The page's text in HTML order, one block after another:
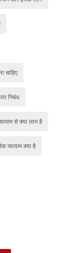
चाहिए
निबंध
से क्या लाभ है
व्यायाम क्या है